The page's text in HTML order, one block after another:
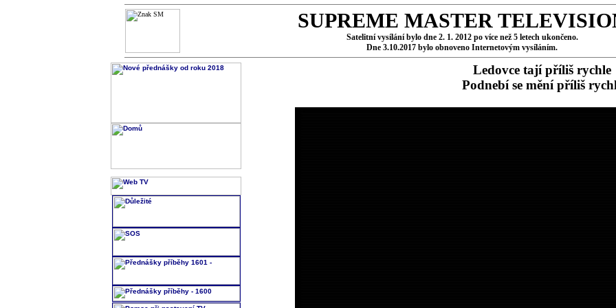
SUPREME MASTER
Satelitní vysílání bylo dne 2. 1. 2012 po více než 5 letech ukončeno.
Dne 3.10.2017 bylo obnoveno Internetovým vysíláním.
Ledovce tají příliš rychle
Podnebí se mění příliš